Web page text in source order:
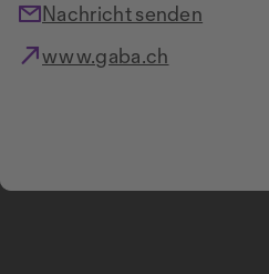
Nachricht senden
www.gaba.ch